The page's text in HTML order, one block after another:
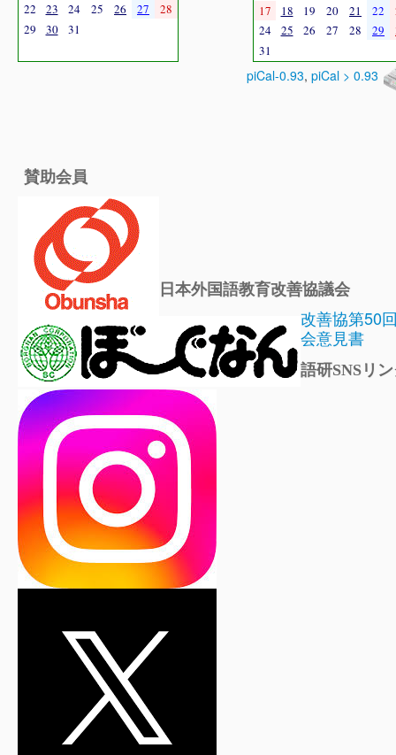
22
23 24 25 26 27
28
29
30 31
17
18 19 20 21 22
24
25 26 27 28 29
31
piCal-0.93, piCal > 0.93
賛助会員
日本外国語教育改善協議会
改善協第50
会意見書
語研SNSリ